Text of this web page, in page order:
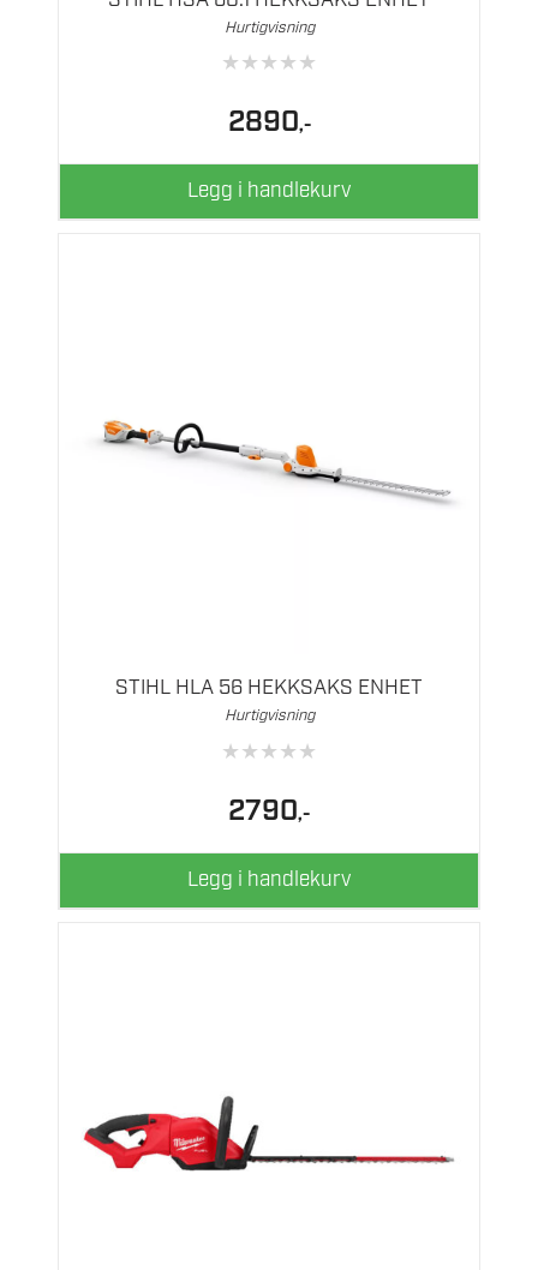
Hurtigvisning
★★★★★
2890,-
Legg i handlekurv
STIHL HLA 56 HEKKSAKS ENHET
Hurtigvisning
★★★★★
2790,-
Legg i handlekurv